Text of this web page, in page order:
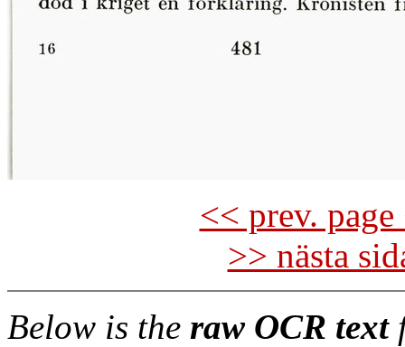
<< prev.
>> nästa
Below is the raw OCR text